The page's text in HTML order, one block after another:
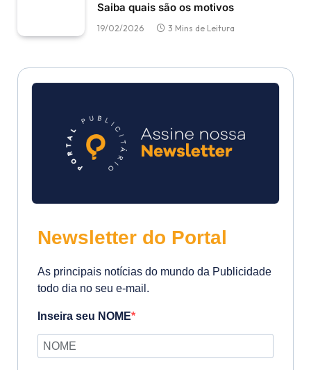
Saiba quais são os motivos
19/02/2026 3 Mins de Leitura
Newsletter do Portal
As principais notícias do mundo da Publicidade
todo dia no seu e-mail.
Inseira seu NOME